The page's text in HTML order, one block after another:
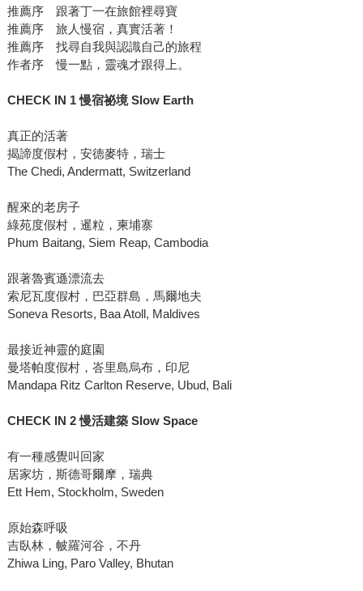
推薦序 跟著丁一在旅館裡尋寶
推薦序 旅人慢宿，真實活著！
推薦序 找尋自我與認識自己的旅程
作者序 慢一點，靈魂才跟得上。
CHECK IN 1慢宿祕境 Slow Earth
真正的活著
揭諦度假村，安德麥特，瑞士
The Chedi, Andermatt, Switzerland
醒來的老房子
綠苑度假村，暹粒，柬埔寨
Phum Baitang, Siem Reap, Cambodia
跟著魯賓遜漂流去
索尼瓦度假村，巴亞群島，馬爾地夫
Soneva Resorts, Baa Atoll, Maldives
最接近神靈的庭園
曼塔帕度假村，峇里島烏布，印尼
Mandapa Ritz Carlton Reserve, Ubud, Bali
CHECK IN 2慢活建築 Slow Space
有一種感覺叫回家
居家坊，斯德哥爾摩，瑞典
Ett Hem, Stockholm, Sweden
原始森呼吸
吉臥林，帔羅河谷，不丹
Zhiwa Ling, Paro Valley, Bhutan